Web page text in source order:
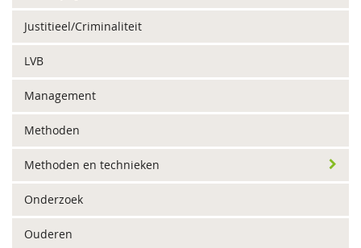
Justitieel/Criminaliteit
LVB
Management
Methoden
Methoden en technieken
Onderzoek
Ouderen